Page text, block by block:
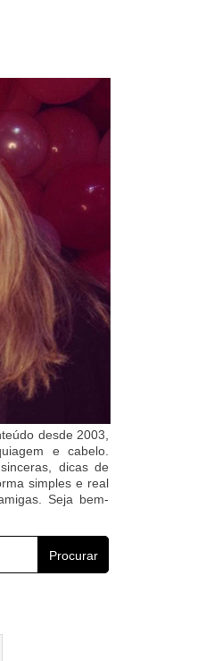
desde 2003,
e cabelo.
dicas de
simples e real
Seja bem-
Procurar